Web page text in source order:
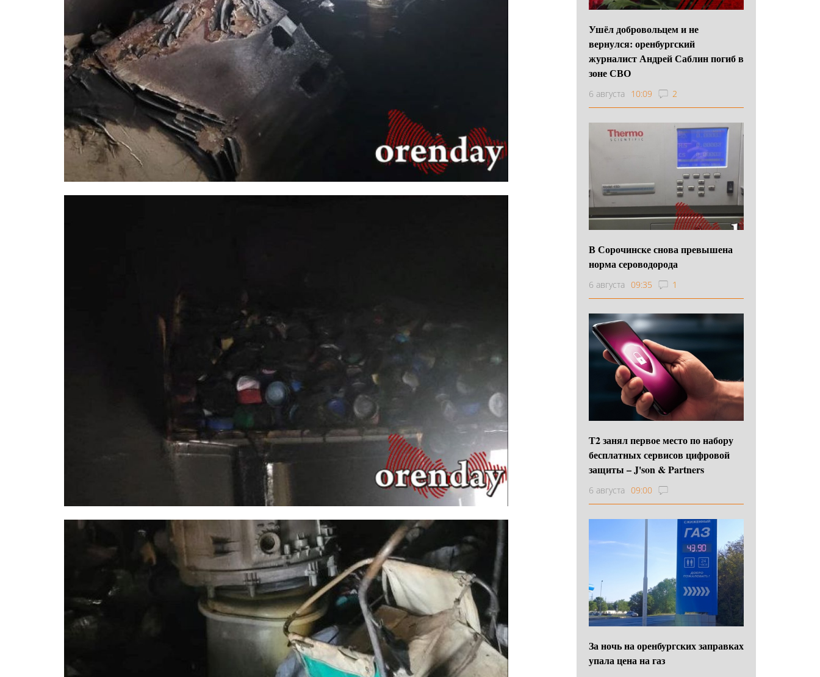
Ушёл добровольцем и не
вернулся: оренбургский
журналист Андрей Саблин погиб в
зоне СВО
6 августа 10:09 2
В Сорочинске снова превышена
норма сероводорода
6 августа 09:35 1
Т2 занял первое место по набору
бесплатных сервисов цифровой
защиты – J'son & Partners
6 августа 09:00
За ночь на оренбургских заправках
упала цена на газ